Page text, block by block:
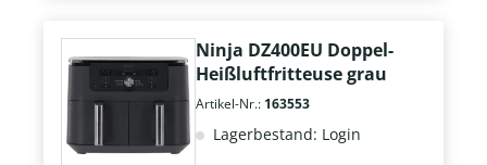
Ninja DZ400EU Doppel-
Heißluftfritteuse grau
Artikel-Nr.: 163553
Lagerbestand: Login